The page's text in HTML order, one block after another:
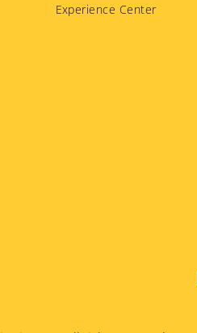
Experience Center